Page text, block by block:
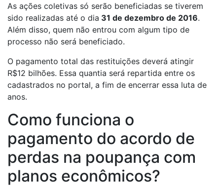
As ações coletivas só serão beneficiadas se tiverem
sido realizadas até o dia 31 de dezembro de 2016.
Além disso, quem não entrou com algum tipo de
processo não será beneficiado.
O pagamento total das restituições deverá atingir
R$12 bilhões. Essa quantia será repartida entre os
cadastrados no portal, a fim de encerrar essa luta de
anos.
Como funciona o
pagamento do acordo de
perdas na poupança com
planos econômicos?